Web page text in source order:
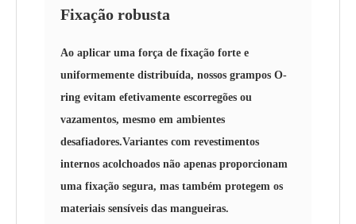
Fixação robusta
Ao aplicar uma força de fixação forte e
uniformemente distribuída, nossos grampos O-
ring evitam efetivamente escorregões ou
vazamentos, mesmo em ambientes
desafiadores.Variantes com revestimentos
internos acolchoados não apenas proporcionam
uma fixação segura, mas também protegem os
materiais sensíveis das mangueiras.